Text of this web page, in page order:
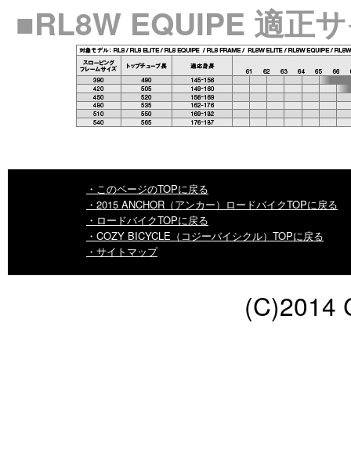
■RL8W EQUIPE 適正
・このページのTOPに戻る
・2015 ANCHOR（アンカー）ロードバイクTOPに戻る
・ロードバイクTOPに戻る
・COZY BICYCLE（コジーバイシクル）TOPに戻る
・サイトマップ
(C)2014